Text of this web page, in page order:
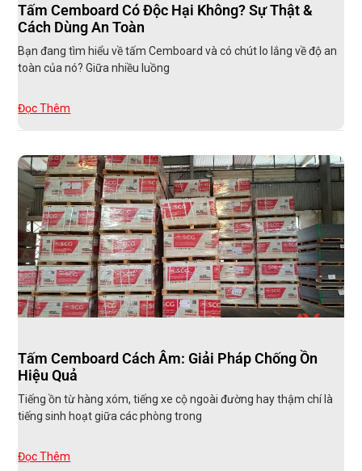
Tấm Cemboard Có Độc Hại Không? Sự Thật &
Cách Dùng An Toàn
Bạn đang tìm hiểu về tấm Cemboard và có chút lo lắng về độ an
toàn của nó? Giữa nhiều luồng
Đọc Thêm
Tấm Cemboard Cách Âm: Giải Pháp Chống Ồn
Hiệu Quả
Tiếng ồn từ hàng xóm, tiếng xe cộ ngoài đường hay thậm chí là
tiếng sinh hoạt giữa các phòng trong
Đọc Thêm